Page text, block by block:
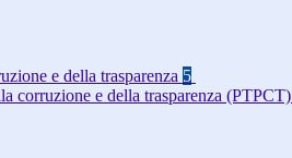
e della trasparenza 5
corruzione e della trasparenza (PTPCT)